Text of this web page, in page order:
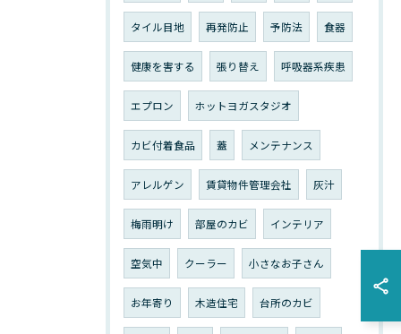
タイル目地 再発防止 予防法 食器
健康を害する 張り替え 呼吸器系疾患
エプロン ホットヨガスタジオ
カビ付着食品 蓋 メンテナンス
アレルゲン 賃貸物件管理会社 灰汁
梅雨明け 部屋のカビ インテリア
空気中 クーラー 小さなお子さん
お年寄り 木造住宅 台所のカビ